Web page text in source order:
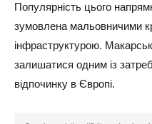
Популярність цього
зумовлена мальовничими
інфраструктурою.
залишатися одним із
відпочинку в Європі.